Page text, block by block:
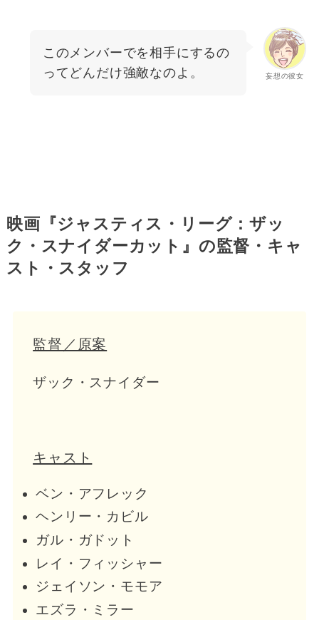
妄想の彼女
このメンバーでを相手にするの
ってどんだけ強敵なのよ。
映画『ジャスティス・リーグ：ザッ
ク・スナイダーカット』の監督・キャ
スト・スタッフ
監督／原案
ザック・スナイダー
キャスト
ベン・アフレック
ヘンリー・カビル
ガル・ガドット
レイ・フィッシャー
ジェイソン・モモア
エズラ・ミラー